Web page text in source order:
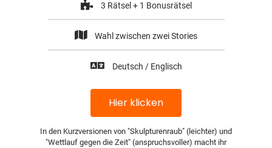
3 Rätsel + 1 Bonusrätsel
Wahl zwischen zwei Stories
Deutsch / Englisch
Hier klicken
In den Kurzversionen von "Skulpturenraub" (leichter) und
"Wettlauf gegen die Zeit" (anspruchsvoller) macht ihr